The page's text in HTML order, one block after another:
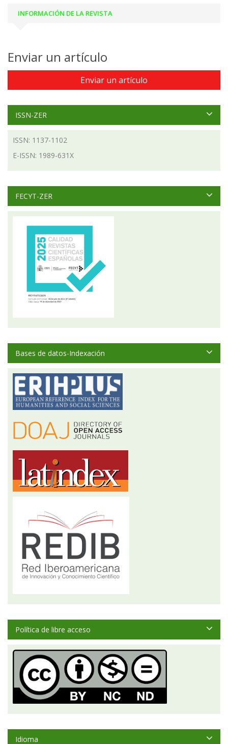
INFORMACIÓN DE LA REVISTA
Enviar un artículo
Enviar un artículo
ISSN-ZER
ISSN: 1137-1102
E-ISSN: 1989-631X
FECYT-ZER
Bases de datos-Indexación
Política de libre acceso
Idioma